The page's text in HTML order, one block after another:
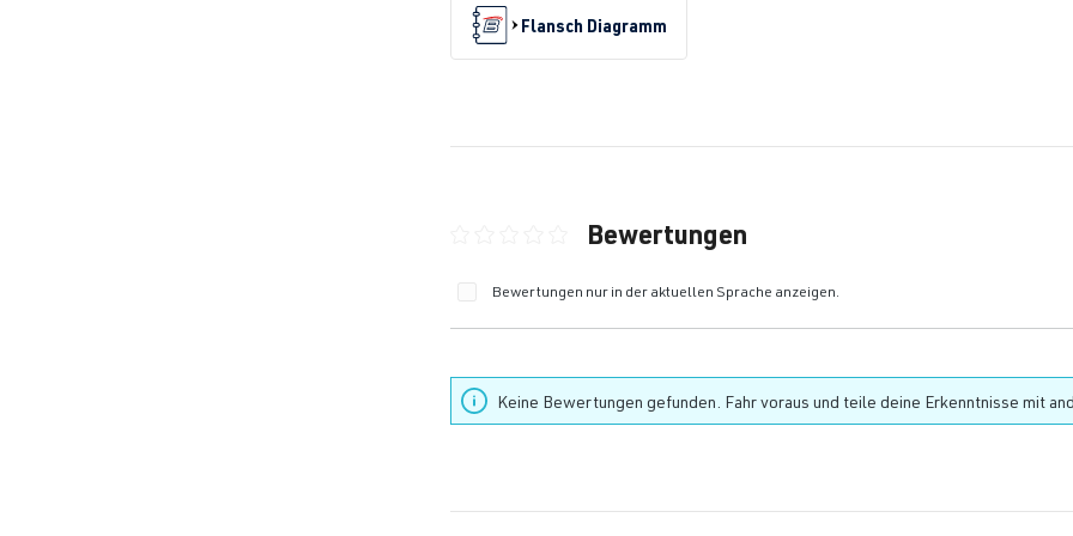
Flansch Diagramm
Bewertungen
Bewertungen nur in der aktuellen Sprache anzeigen.
Keine Bewertungen gefunden. Fahr voraus und teile deine Erkenntnisse mit